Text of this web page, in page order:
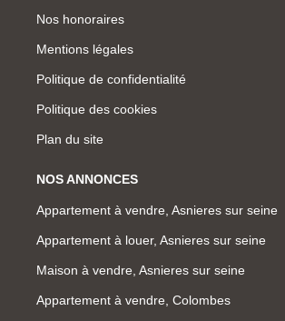
Nos honoraires
Mentions légales
Politique de confidentialité
Politique des cookies
Plan du site
NOS ANNONCES
Appartement à vendre, Asnieres sur seine
Appartement à louer, Asnieres sur seine
Maison à vendre, Asnieres sur seine
Appartement à vendre, Colombes